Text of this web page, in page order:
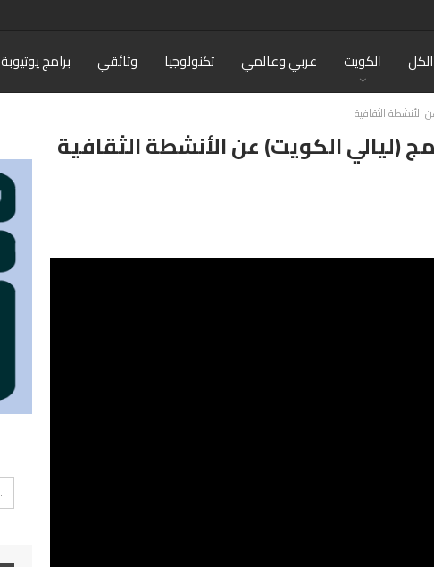
الكل الكويت عربي وعالمي تكنولوجيا وثائقي برامج يوتيوبة
الأنشطة الثقافية
(ليالي الكويت) عن الأنشطة الثقافية